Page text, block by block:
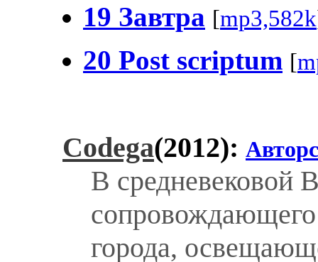
19 Завтра [mp3,582k
20 Post scriptum [
Codega(2012):
В средневековой
города,